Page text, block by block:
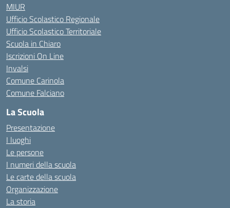
MIUR
Ufficio Scolastico Regionale
Ufficio Scolastico Territoriale
Scuola in Chiaro
Iscrizioni On Line
Invalsi
Comune Carinola
Comune Falciano
La Scuola
Presentazione
I luoghi
Le persone
I numeri della scuola
Le carte della scuola
Organizzazione
La storia